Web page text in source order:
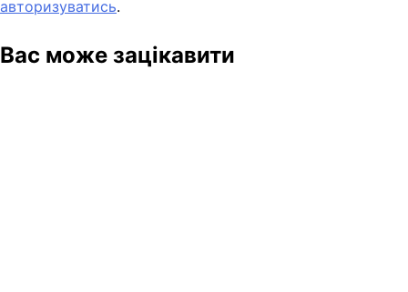
авторизуватись.
Вас може зацікавити